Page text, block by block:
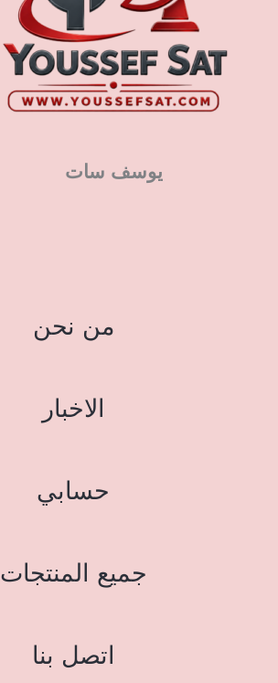
يوسف سات
من نحن
الاخبار
حسابي
جميع المنتجات
اتصل بنا